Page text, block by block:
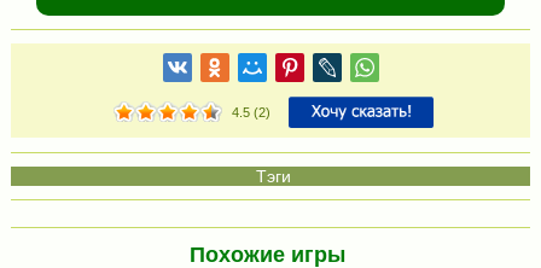
4.5(2)
Похожие игры